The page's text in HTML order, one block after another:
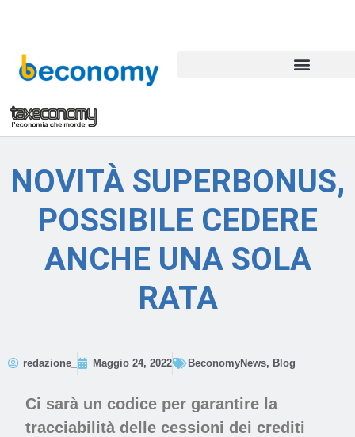
NOVITÀ SUPERBONUS,
POSSIBILE CEDERE
ANCHE UNA SOLA
RATA
redazione_ Maggio 24, 2022 BeconomyNews, Blog
Ci sarà un codice per garantire la
tracciabilità delle cessioni dei crediti